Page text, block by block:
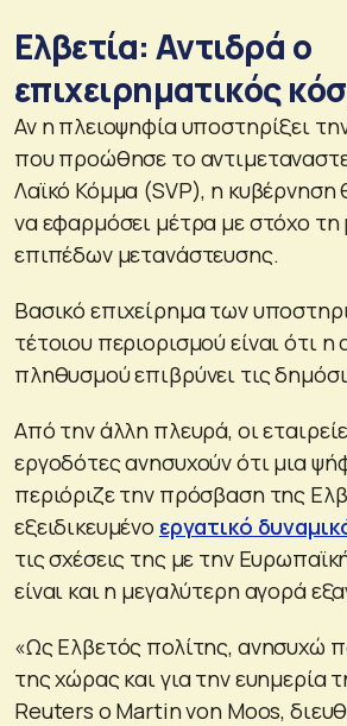
Ελβετία: Αντιδρά ο
επιχειρηματικός
Αν η πλειοψηφία υποστηρίξει
που προώθησε το
Λαϊκό Κόμμα (SVP), η
να εφαρμόσει μέτρα με στόχο
επιπέδων μετανάστευσης.
Βασικό επιχείρημα των
τέτοιου περιορισμού είναι ότι
πληθυσμού επιβρύνει τις
Από την άλλη πλευρά, οι
εργοδότες ανησυχούν ότι μια
περιόριζε την πρόσβαση της
εξειδικευμένο εργατικό
τις σχέσεις της με την
είναι και η μεγαλύτερη αγορά
«Ως Ελβετός πολίτης, ανησυχώ
της χώρας και για την ευημερία
Reuters ο Martin von Moos,